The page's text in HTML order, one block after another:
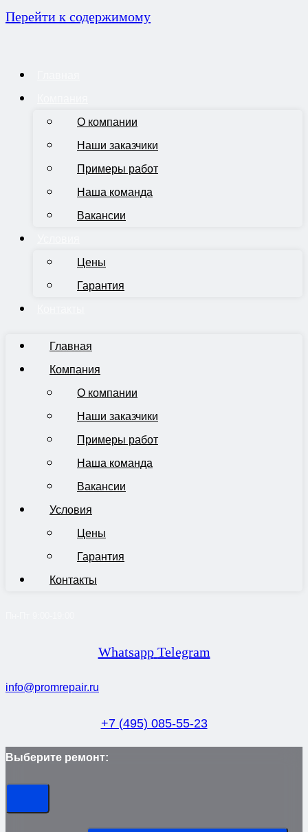
Перейти к содержимому
О компании
Наши заказчики
Примеры работ
Наша команда
Вакансии
Цены
Гарантия
Главная
Компания
О компании
Наши заказчики
Примеры работ
Наша команда
Вакансии
Условия
Цены
Гарантия
Контакты
Whatsapp Telegram
info@promrepair.ru
+7 (495) 085-55-23
Выберите ремонт: